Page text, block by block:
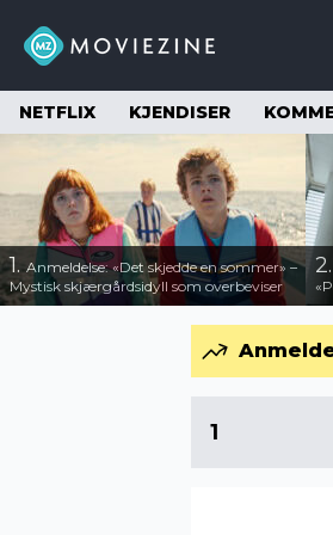
NETFLIX KJENDISER
1.Anmeldelse: «Det skjedde en sommer» –
Mystisk skjærgårdsidyll som overbeviser
2.
1